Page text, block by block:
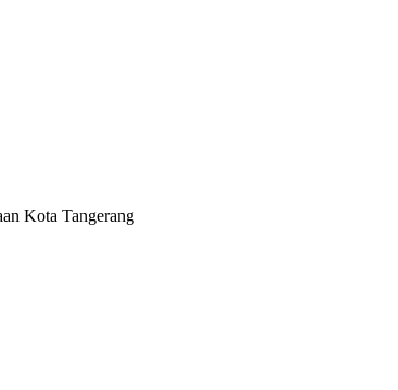
Kota Tangerang